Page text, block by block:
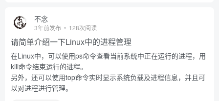
不念
3年前发布 128次阅读
请简单介绍一下Linux中的进程管理
在Linux中，可以使用ps命令查看当前系统中正在运行的进程，用
kill命令结束运行的进程。
另外，还可以使用top命令实时显示系统负载及进程信息，并且可
以对进程进行管理。